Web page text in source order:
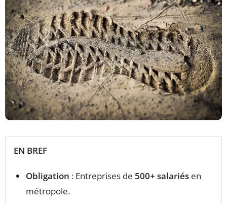
EN BREF
Obligation : Entreprises de 500+ salariés en
métropole.